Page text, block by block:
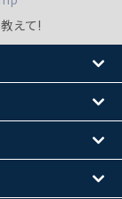
えて!